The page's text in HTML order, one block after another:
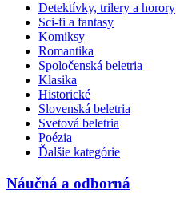
Detektívky, trilery a horory
Sci-fi a fantasy
Komiksy
Romantika
Spoločenská beletria
Klasika
Historické
Slovenská beletria
Svetová beletria
Poézia
Ďalšie kategórie
Náučná a odborná